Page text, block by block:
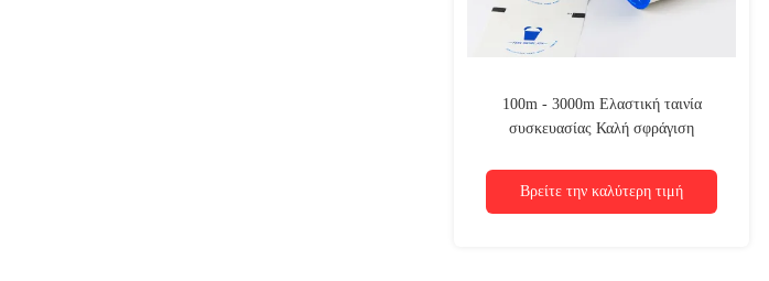
100m - 3000m Ελαστική ταινία
συσκευασίας Καλή σφράγιση
Βρείτε την καλύτερη τιμή